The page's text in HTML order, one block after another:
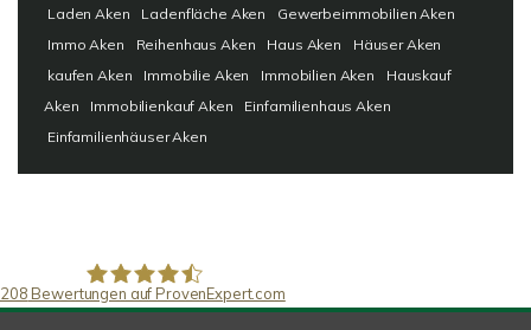
Laden Aken Ladenfläche Aken
Gewerbeimmobilien Aken
Immo Aken
Reihenhaus Aken Haus Aken
Häuser Aken
kaufen Aken
Immobilie Aken Immobilien Aken
Hauskauf
Aken
Immobilienkauf Aken
Einfamilienhaus Aken
Einfamilienhäuser Aken
208 Bewertungen auf ProvenExpert.com